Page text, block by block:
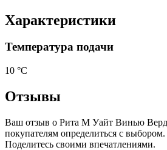
Характеристики
Температура подачи
10 °С
Отзывы
Ваш отзыв о Рита М Уайт Винью
покупателям определиться с выбором.
Поделитесь своими впечатлениями.